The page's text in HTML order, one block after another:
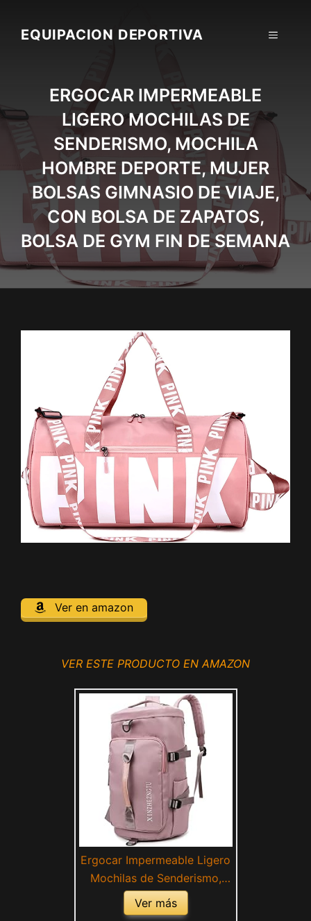
contentEQUIPACION DEPORTIVA MENU
ERGOCAR IMPERMEABLE
LIGERO MOCHILAS DE
SENDERISMO, MOCHILA
HOMBRE DEPORTE, MUJER
BOLSAS GIMNASIO DE VIAJE,
CON BOLSA DE ZAPATOS,
BOLSA DE GYM FIN DE SEMANA
Ver en amazon
VER ESTE PRODUCTO EN AMAZON
Ergocar Impermeable Ligero
Mochilas de Senderismo,
Mochila Hombre Deporte,
Mujer Bolsas Gimnasio de
Ver más